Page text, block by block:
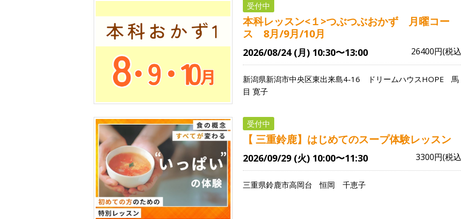
受付中
本科レッスン<１>つぶつぶおかず 月曜コー
ス 8月/9月/10月
2026/08/24 (月) 10:30〜13:00 26400円(税
新潟県新潟市中央区東出来島4-16 ドリームハウスHOPE
馬
目 寛子
受付中
【 三重鈴鹿】はじめてのスープ体験レッスン
2026/09/29 (火) 10:00〜11:30 3300円(税
三重県鈴鹿市高岡台 恒岡 千恵子